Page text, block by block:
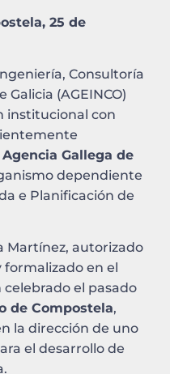
25 de
Consultoría
Galicia (AGEINCO)
institucional con
Agencia Gallega de
dependiente
e Planificación de
Martínez, autorizado
en el
el pasado
de Compostela,
la dirección de uno
el desarrollo de